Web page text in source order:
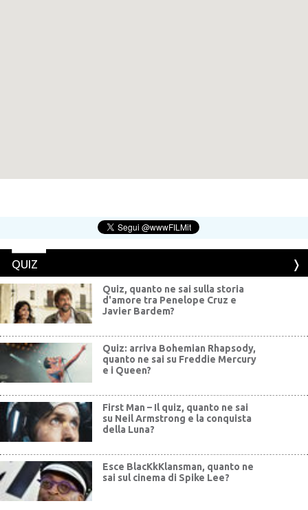
QUIZ
Quiz, quanto ne sai sulla storia
d'amore tra Penelope Cruz e
Javier Bardem?
Quiz: arriva Bohemian Rhapsody,
quanto ne sai su Freddie Mercury
e i Queen?
First Man – Il quiz, quanto ne sai
su Neil Armstrong e la conquista
della Luna?
Esce BlacKkKlansman, quanto ne
sai sul cinema di Spike Lee?